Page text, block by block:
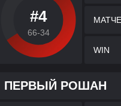
#4
66-34
WIN
ПЕРВЫЙ РОШАН